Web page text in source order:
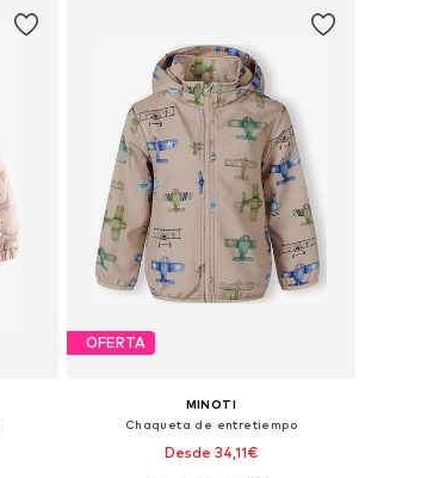
OFERTA
MINOTI
Chaqueta de entretiempo
Desde 34,11€